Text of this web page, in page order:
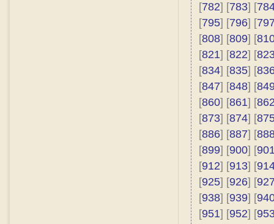
[782] [783] [
[795] [796] [
[808] [809] [
[821] [822] [
[834] [835] [
[847] [848] [
[860] [861] [
[873] [874] [
[886] [887] [
[899] [900] [
[912] [913] [
[925] [926] [
[938] [939] [
[951] [952] [